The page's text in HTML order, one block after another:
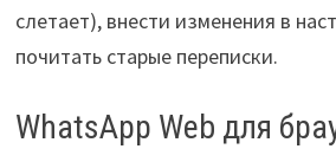
слетает), внести изменения в
почитать старые переписки.
WhatsApp Web для